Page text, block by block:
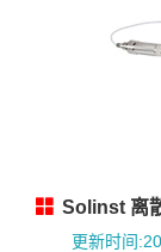
Solinst 离
更新时间